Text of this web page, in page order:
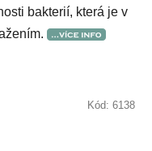
bakterií, která je v
Kód: 6138